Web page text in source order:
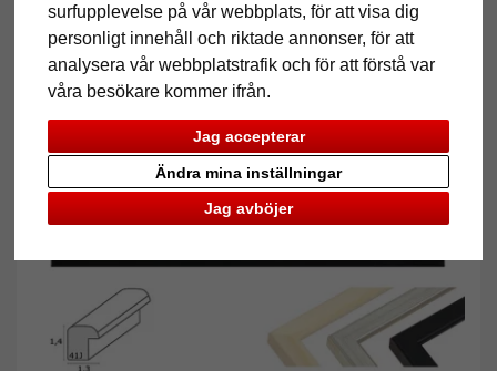
surfupplevelse på vår webbplats, för att visa dig
personligt innehåll och riktade annonser, för att
analysera vår webbplatstrafik och för att förstå var
våra besökare kommer ifrån.
Jag accepterar
Jag avböjer
Ändra mina inställningar